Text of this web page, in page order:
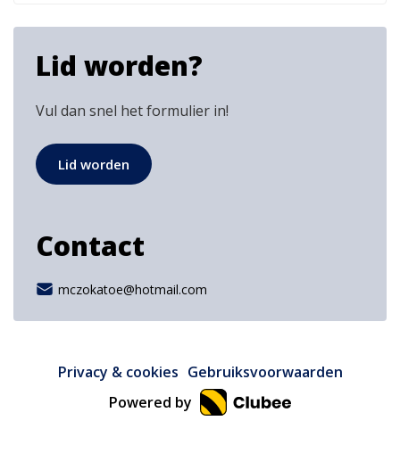
Lid worden?
Vul dan snel het formulier in!
Lid worden
Contact
mczokatoe@hotmail.com
Privacy & cookies Gebruiksvoorwaarden
Powered by